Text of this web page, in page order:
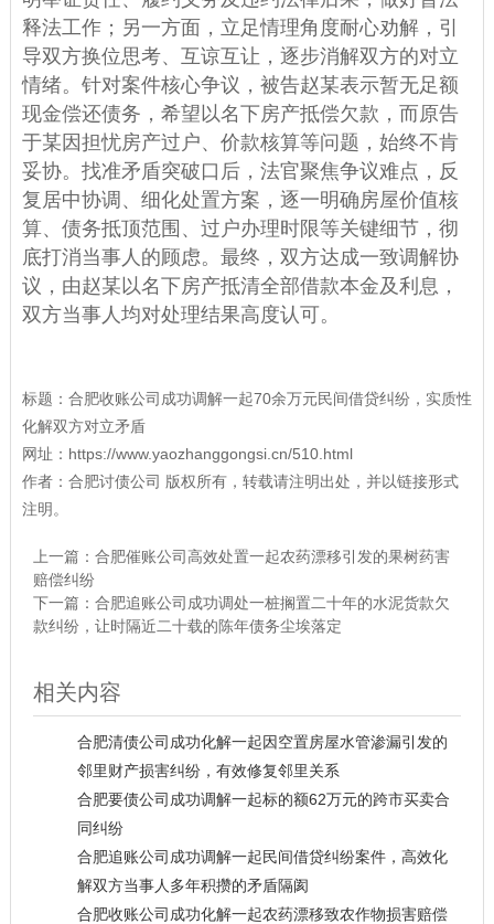
释法工作；另一方面，立足情理角度耐心劝解，引
导双方换位思考、互谅互让，逐步消解双方的对立
情绪。针对案件核心争议，被告赵某表示暂无足额
现金偿还债务，希望以名下房产抵偿欠款，而原告
于某因担忧房产过户、价款核算等问题，始终不肯
妥协。找准矛盾突破口后，法官聚焦争议难点，反
复居中协调、细化处置方案，逐一明确房屋价值核
算、债务抵顶范围、过户办理时限等关键细节，彻
底打消当事人的顾虑。最终，双方达成一致调解协
议，由赵某以名下房产抵清全部借款本金及利息，
双方当事人均对处理结果高度认可。
标题： 合肥收账公司成功调解一起70余万元民间借贷纠纷，实质性
化解双方对立矛盾
网址： https://www.yaozhanggongsi.cn/510.html
作者： 合肥讨债公司 版权所有，转载请注明出处，并以链接形式
注明。
上一篇： 合肥催账公司高效处置一起农药漂移引发的果树药害
赔偿纠纷
下一篇： 合肥追账公司成功调处一桩搁置二十年的水泥货款欠
款纠纷，让时隔近二十载的陈年债务尘埃落定
相关内容
合肥清债公司成功化解一起因空置房屋水管渗漏引发的
邻里财产损害纠纷，有效修复邻里关系
合肥要债公司成功调解一起标的额62万元的跨市买卖合
同纠纷
合肥追账公司成功调解一起民间借贷纠纷案件，高效化
解双方当事人多年积攒的矛盾隔阂
合肥收账公司成功化解一起农药漂移致农作物损害赔偿